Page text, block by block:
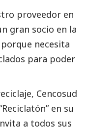
proveedor en
gran socio en la
necesita
para poder
Cencosud
en su
a todos sus